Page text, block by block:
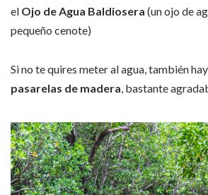
el Ojo de Agua Baldiosera (un ojo de
pequeño cenote)
Si no te quires meter al agua, también
pasarelas de madera , bastante